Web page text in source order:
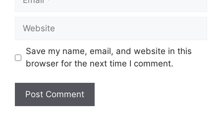
Website
Save my name, email, and website in this
browser for the next time I comment.